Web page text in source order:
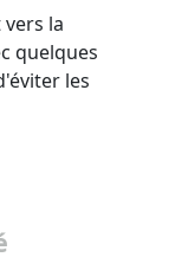
la
quelques
les